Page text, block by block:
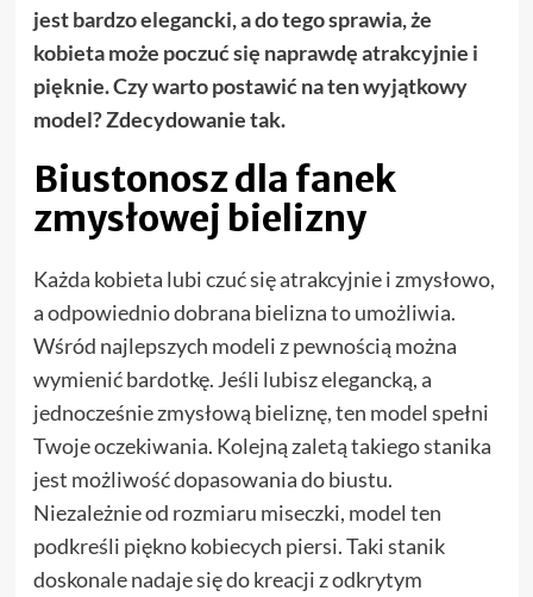
jest bardzo elegancki, a do tego sprawia, że
kobieta może poczuć się naprawdę atrakcyjnie i
pięknie. Czy warto postawić na ten wyjątkowy
model? Zdecydowanie tak.
Biustonosz dla fanek
zmysłowej bielizny
Każda kobieta lubi czuć się atrakcyjnie i zmysłowo,
a odpowiednio dobrana bielizna to umożliwia.
Wśród najlepszych modeli z pewnością można
wymienić bardotkę. Jeśli lubisz elegancką, a
jednocześnie zmysłową bieliznę, ten model spełni
Twoje oczekiwania. Kolejną zaletą takiego stanika
jest możliwość dopasowania do biustu.
Niezależnie od rozmiaru miseczki, model ten
podkreśli piękno kobiecych piersi. Taki stanik
doskonale nadaje się do kreacji z odkrytym